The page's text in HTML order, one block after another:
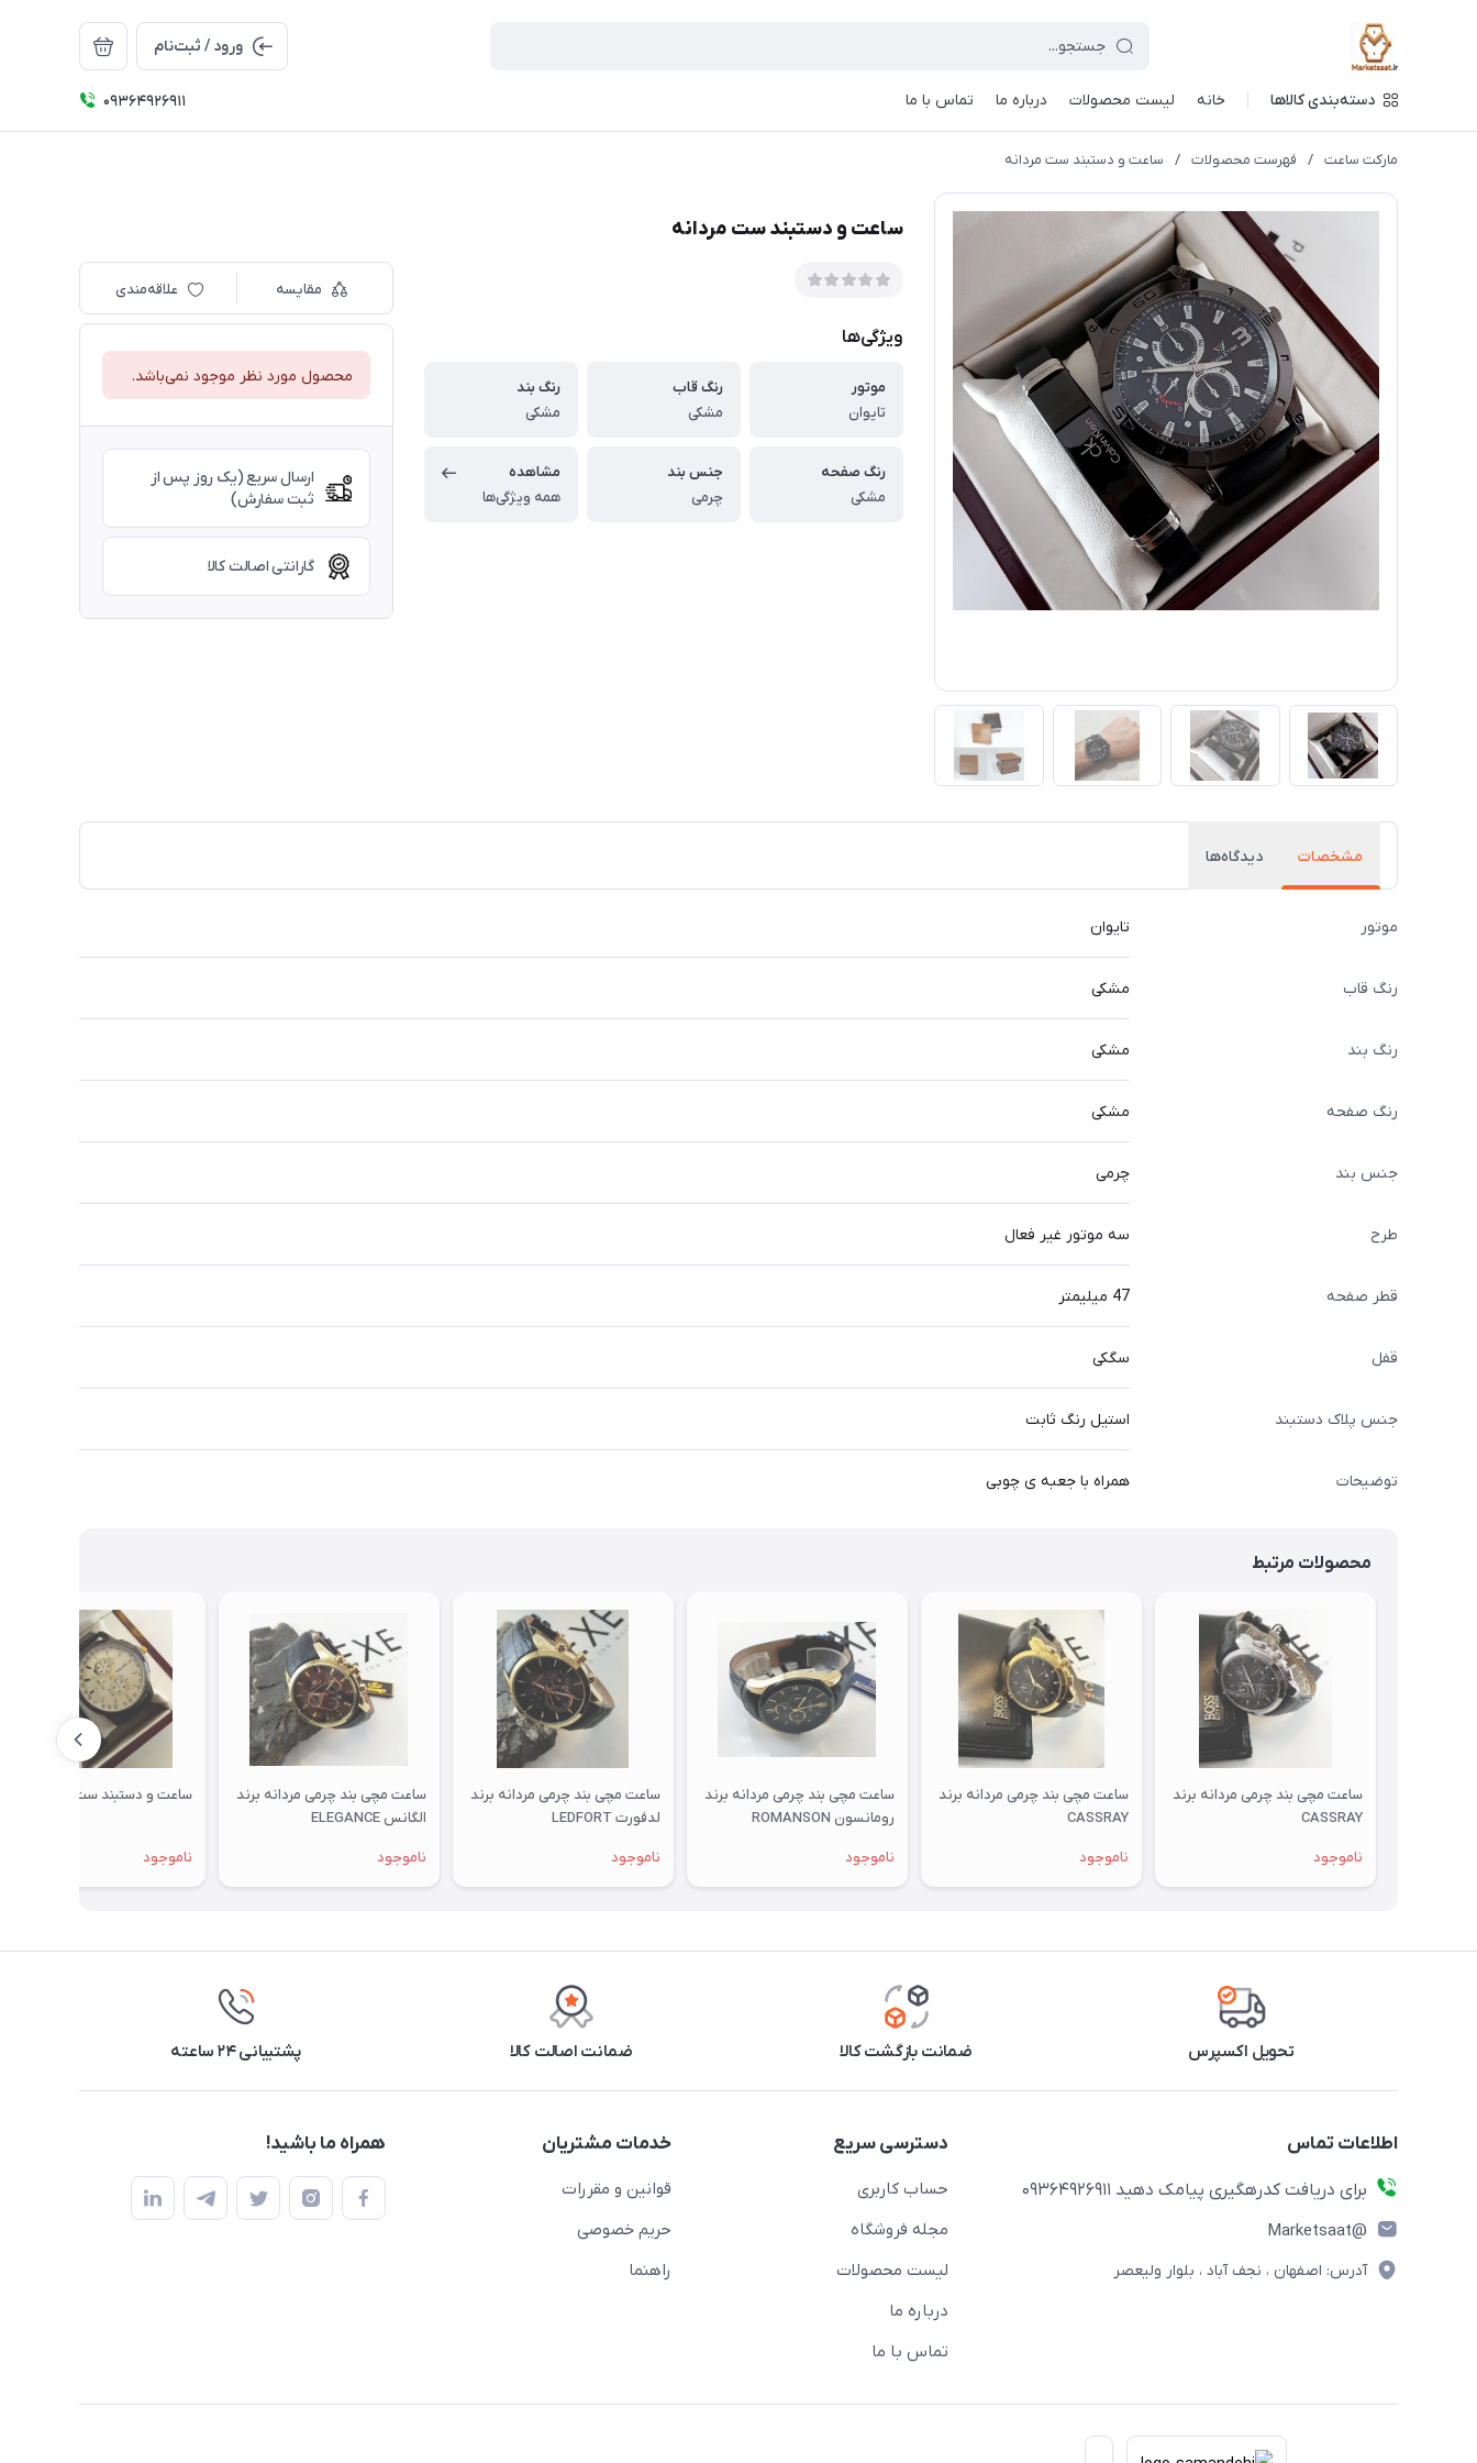
ورود / ثبت‌نام
دسته‌بندی کالاها خانه لیست محصولات درباره ما تماس با ما 09364926911
مارکت ساعت / فهرست محصولات / ساعت و دستبند ست مردانه
ساعت و دستبند ست مردانه
ویژگی‌ها
موتور
تایوان
رنگ قاب
مشکی
رنگ بند
مشکی
رنگ صفحه
مشکی
جنس بند
چرمی
مشاهده
همه ویژگی‌ها
مقایسه علاقه‌مندی
محصول مورد نظر موجود نمی‌باشد.
ارسال سریع (یک روز پس از
ثبت سفارش)
گارانتی اصالت کالا
مشخصات دیدگاه‌ها
موتور تایوان
رنگ قاب مشکی
رنگ بند مشکی
رنگ صفحه مشکی
جنس بند چرمی
طرح سه موتور غیر فعال
قطر صفحه 47 میلیمتر
قفل سگکی
جنس پلاک دستبند استیل رنگ ثابت
توضیحات همراه با جعبه ی چوبی
محصولات مرتبط
ساعت مچی بند چرمی مردانه برند
CASSRAY
ناموجود
ساعت مچی بند چرمی مردانه برند
CASSRAY
ناموجود
ساعت مچی بند چرمی مردانه برند
رومانسون ROMANSON
ناموجود
ساعت مچی بند چرمی مردانه برند
لدفورت LEDFORT
ناموجود
ساعت مچی بند چرمی مردانه برند
الگانس ELEGANCE
ناموجود
ساعت و دستبند ست مردانه
ناموجود
تحویل اکسپرس ضمانت بازگشت کالا ضمانت اصالت کالا پشتیبانی ۲۴ ساعته
اطلاعات تماس
برای دریافت کدرهگیری پیامک دهید 09364926911
@Marketsaat
آدرس: اصفهان ، نجف آباد ، بلوار ولیعصر
دسترسی سریع
حساب کاربری
مجله فروشگاه
لیست محصولات
درباره ما
تماس با ما
خدمات مشتریان
قوانین و مقررات
حریم خصوصی
راهنما
همراه ما باشید!